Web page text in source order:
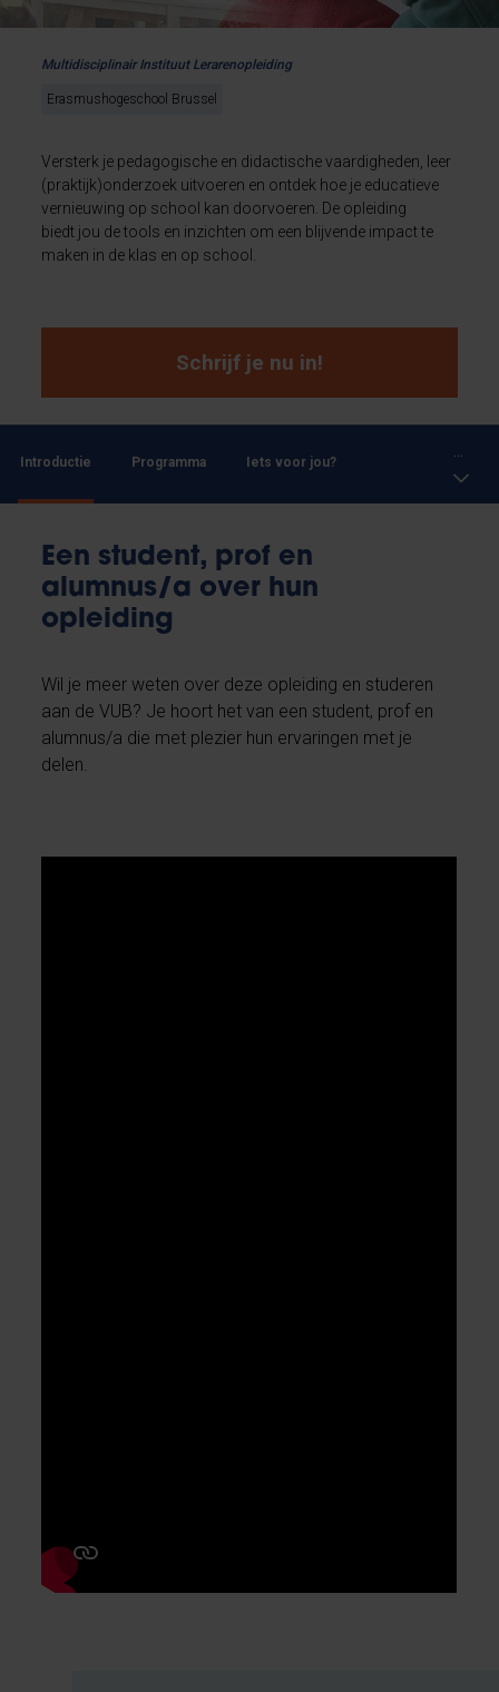
Multidisciplinair Instituut Lerarenopleiding
Erasmushogeschool Brussel
Versterk je pedagogische en didactische vaardigheden, leer
(praktijk)onderzoek uitvoeren en ontdek hoe je educatieve
vernieuwing op school kan doorvoeren. De opleiding
biedt jou de tools en inzichten om een blijvende impact te
maken in de klas en op school.
Schrijf je nu in!
Introductie Programma Iets voor jou?
Een student, prof en
alumnus/a over hun
opleiding
Wil je meer weten over deze opleiding en studeren
aan de VUB? Je hoort het van een student, prof en
alumnus/a die met plezier hun ervaringen met je
delen.